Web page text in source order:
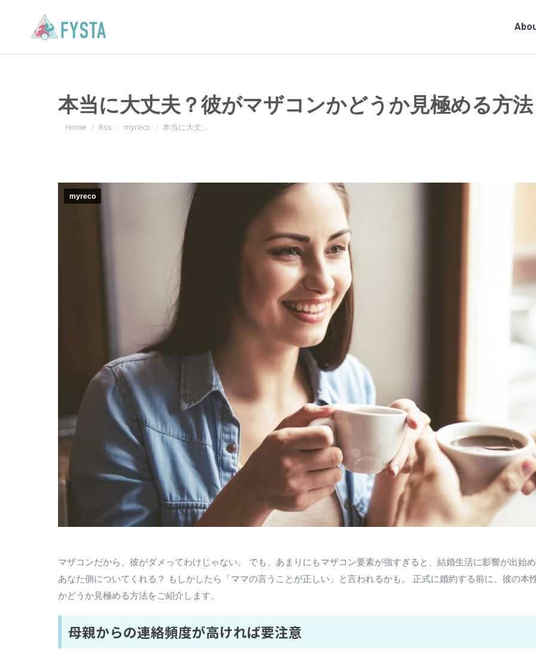
本当に大丈夫？彼がマザコンかどうか見極める方法
You are here:
Home Rss myreco 本当に大丈…
myreco
マザコンだから、彼がダメってわけじゃない。 でも、あまりにもマザコン要素が強すぎると、結婚生活に影響が出
あなた側についてくれる？ もしかしたら「ママの言うことが正しい」と言われるかも。 正式に婚約する前に、彼の
かどうか見極める方法をご紹介します。
母親からの連絡頻度が高ければ要注意